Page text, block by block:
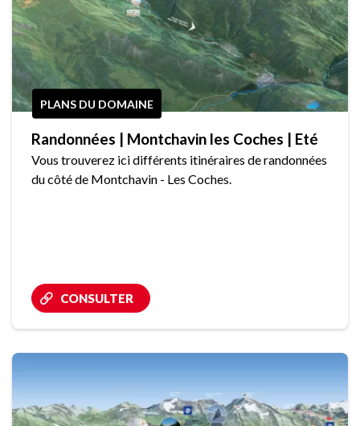
PLANS DU DOMAINE
Randonnées | Montchavin les Coches | Eté
Vous trouverez ici différents itinéraires de randonnées
du côté de Montchavin - Les Coches.
CONSULTER